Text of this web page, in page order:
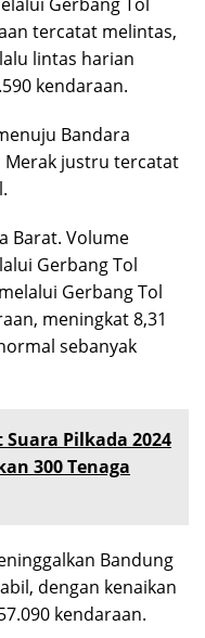
tercatat melintas,
lintas harian
kendaraan.
Bandara
Merak justru tercatat
Barat. Volume
Gerbang Tol
Gerbang Tol
meningkat 8,31
sebanyak
Suara Pilkada 2024
300 Tenaga
Bandung
dengan kenaikan
kendaraan.